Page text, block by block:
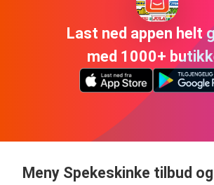
Last ned appen helt
med 1000+
Meny Spekeskinke tilbud